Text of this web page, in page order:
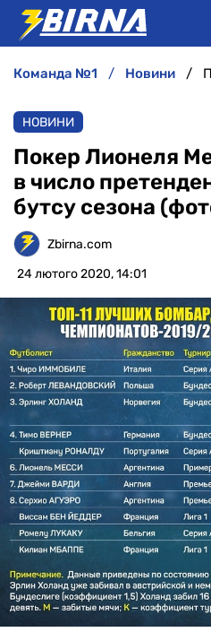
АНАЛІТИКА
ІНТЕРВ'Ю
РІЗНЕ
команда №1 новини
НОВИНИ
Покер Лионеля
в число
бутсу сезона
Zbirna.com
24 лютого 2020, 14:01